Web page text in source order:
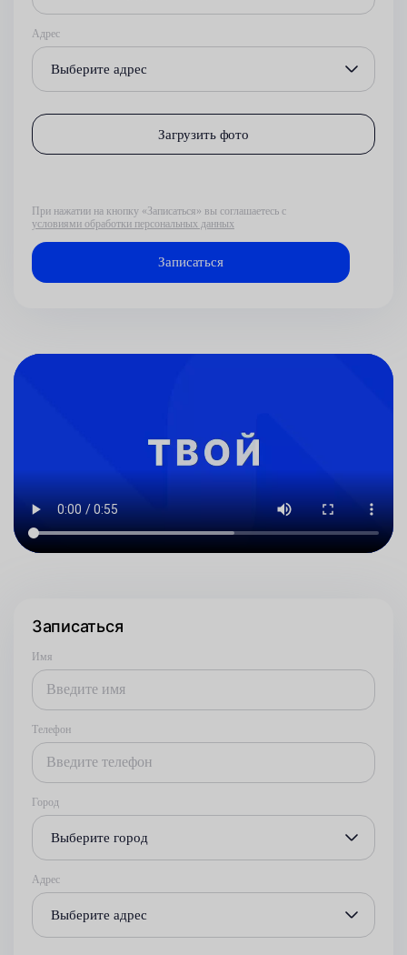
Адрес
Выберите адрес
Загрузить фото
При нажатии на кнопку «Записаться» вы соглашаетесь с
условиями обработки персональных данных
Записаться
Имя
Телефон
Город
Выберите город
Адрес
Выберите адрес